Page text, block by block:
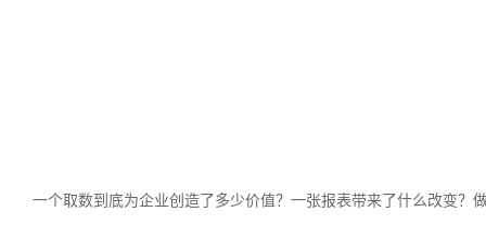
一个取数到底为企业创造了多少价值？一张报表带来了什么改变？